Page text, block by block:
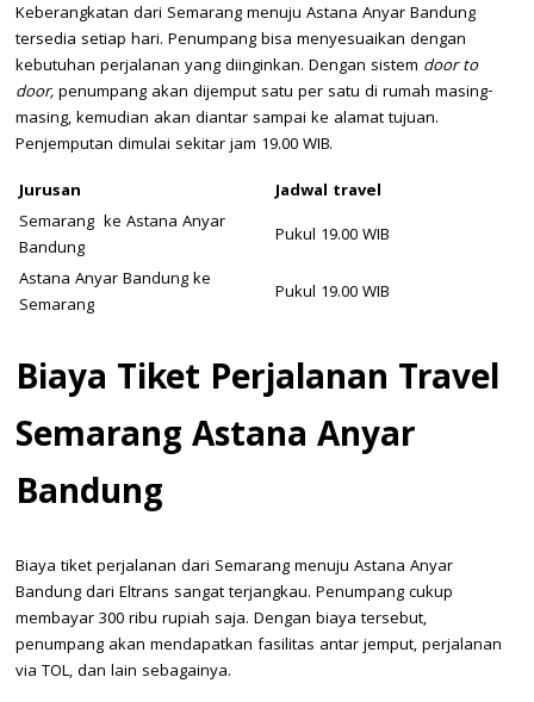
Keberangkatan dari Semarang menuju Astana Anyar Bandung
tersedia setiap hari. Penumpang bisa menyesuaikan dengan
kebutuhan perjalanan yang diinginkan. Dengan sistem door to
door,penumpang akan dijemput satu per satu di rumah masing-
masing, kemudian akan diantar sampai ke alamat tujuan.
Penjemputan dimulai sekitar jam 19.00 WIB.
Jurusan
Jadwal travel
Semarang ke Astana Anyar
Bandung
Pukul 19.00 WIB
Astana Anyar Bandung ke
Semarang
Pukul 19.00 WIB
Biaya Tiket Perjalanan Travel
Semarang Astana Anyar
Bandung
Biaya tiket perjalanan dari Semarang menuju Astana Anyar
Bandung dari Eltrans sangat terjangkau. Penumpang cukup
membayar 300 ribu rupiah saja. Dengan biaya tersebut,
penumpang akan mendapatkan fasilitas antar jemput, perjalanan
via TOL, dan lain sebagainya.